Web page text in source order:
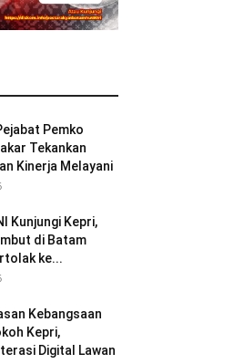
Pemko
Tekankan
Kinerja Melayani
Kunjungi Kepri,
di Batam
ke...
Kebangsaan
Kepri,
Digital Lawan